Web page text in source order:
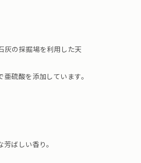
灰の採掘場を利用した天
硫酸を添加しています。
ばしい香り。